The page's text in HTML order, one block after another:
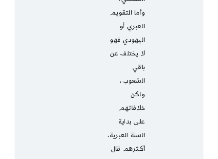
وأما التقويم
العبري أو
اليهودي فهو
لا يختلف عن
باقي
الشعوب،
ولكن
خلافاتهم
على بداية
السنة العبرية،
أكثرهم قال